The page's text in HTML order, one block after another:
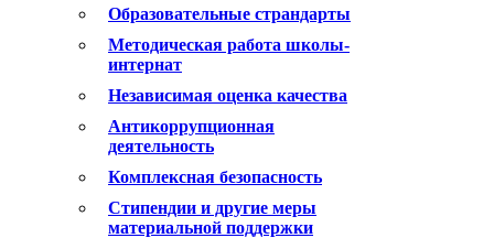
Образовательные страндарты
Методическая работа школы-
интернат
Независимая оценка качества
Антикоррупционная
деятельность
Комплексная безопасность
Стипендии и другие меры
материальной поддержки